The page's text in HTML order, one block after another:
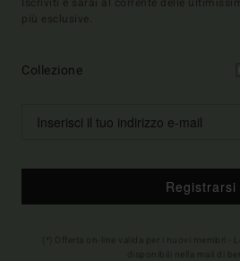
più esclusive.
Collezione
Registrarsi